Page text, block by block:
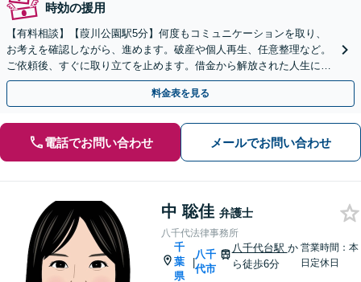
時効の援用
【有料相談】【葭川公園駅5分】何度もコミュニケーションを取り、
お考えを確認しながら、進めます。破産や個人再生、任意整理など。
ご依頼後、すぐに取り立てを止めます。借金から解放された人生に向
け、ご一緒に頑張りましょう【電話・メール相談可】
料金表を見る
電話でお問い合わせ メールでお問い合わせ
中 聡佳 弁護士
八千代法律事務所
千
葉
県
|
八千
代市
八千代台駅 か
ら徒歩6分
営業時間：本
日定休日